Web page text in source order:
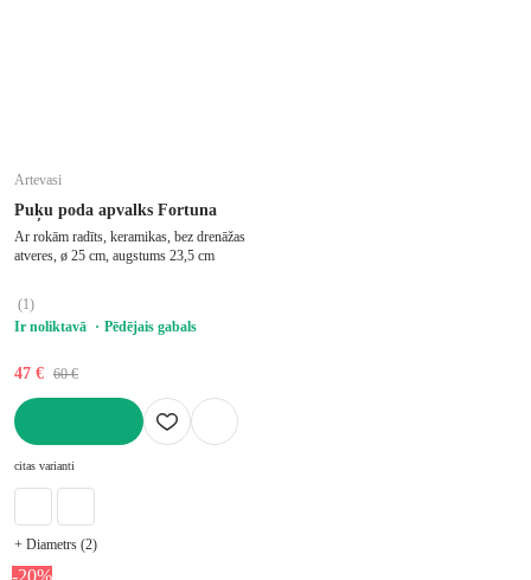
Artevasi
Puķu poda apvalks Fortuna
Ar rokām radīts, keramikas, bez drenāžas
atveres, ø 25 cm, augstums 23,5 cm
(1)
Ir noliktavā
Pēdējais gabals
47 € 60 €
citas varianti
+ Diametrs (2)
-20%